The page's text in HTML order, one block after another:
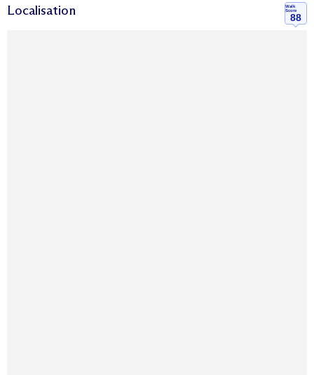
Localisation
Walk
Score
88